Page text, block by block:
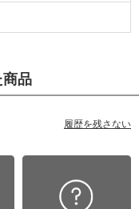
商品
履歴を残さない